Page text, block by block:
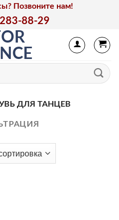
Позвоните нам!
88-29
ДЛЯ ТАНЦЕВ